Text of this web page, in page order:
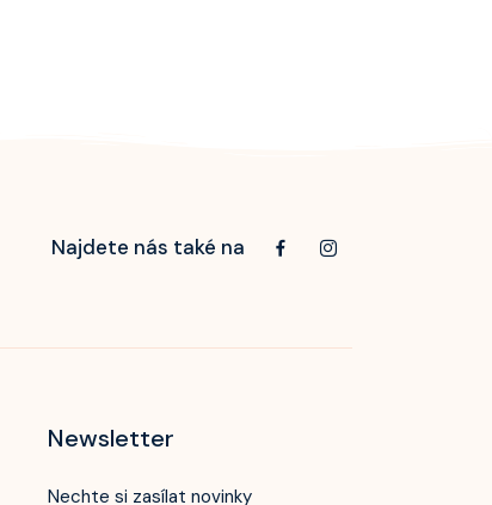
Najdete nás také na
Newsletter
Nechte si zasílat novinky